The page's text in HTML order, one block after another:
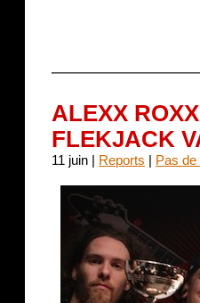
ALEXX
FLEKJACK
11 juin | Reports | Pas